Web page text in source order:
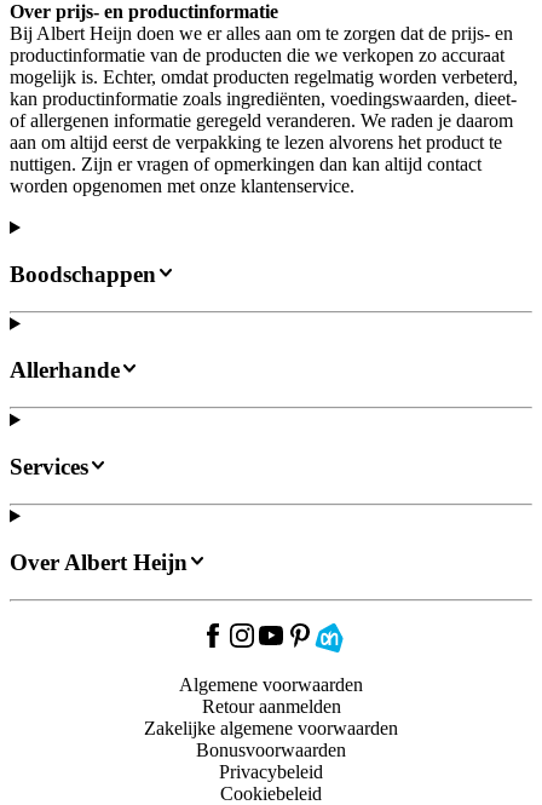
Over prijs- en productinformatie
Bij Albert Heijn doen we er alles aan om te zorgen dat de prijs- en
productinformatie van de producten die we verkopen zo accuraat
mogelijk is. Echter, omdat producten regelmatig worden verbeterd,
kan productinformatie zoals ingrediënten, voedingswaarden, dieet-
of allergenen informatie geregeld veranderen. We raden je daarom
aan om altijd eerst de verpakking te lezen alvorens het product te
nuttigen. Zijn er vragen of opmerkingen dan kan altijd contact
worden opgenomen met onze klantenservice.
Boodschappen
Allerhande
Services
Over Albert Heijn
Algemene voorwaarden
Retour aanmelden
Zakelijke algemene voorwaarden
Bonusvoorwaarden
Privacybeleid
Cookiebeleid